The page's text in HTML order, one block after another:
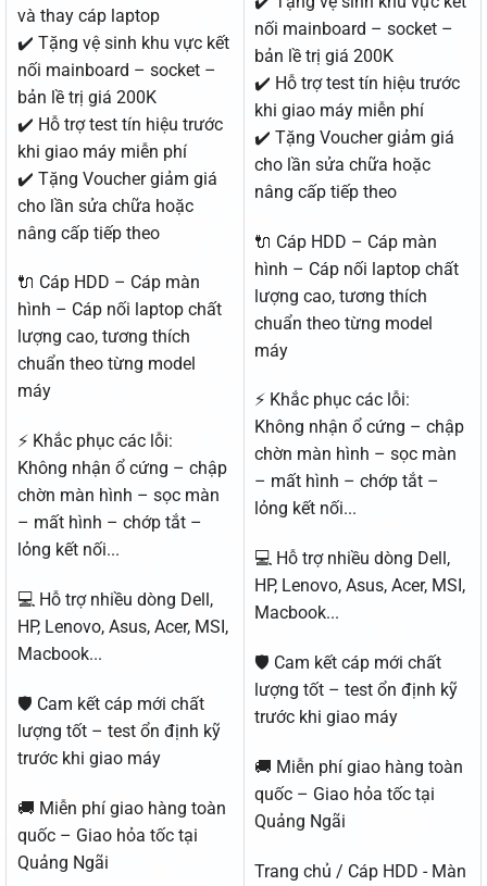
và thay cáp laptop
✔️ Tặng vệ sinh khu vực kết
nối mainboard – socket –
bản lề trị giá 200K
✔️ Hỗ trợ test tín hiệu trước
khi giao máy miễn phí
✔️ Tặng Voucher giảm giá
cho lần sửa chữa hoặc
nâng cấp tiếp theo
🔌 Cáp HDD – Cáp màn
hình – Cáp nối laptop chất
lượng cao, tương thích
chuẩn theo từng model
máy
⚡ Khắc phục các lỗi:
Không nhận ổ cứng – chập
chờn màn hình – sọc màn
– mất hình – chớp tắt –
lỏng kết nối...
💻 Hỗ trợ nhiều dòng Dell,
HP, Lenovo, Asus, Acer, MSI,
Macbook...
🛡️ Cam kết cáp mới chất
lượng tốt – test ổn định kỹ
trước khi giao máy
🚚 Miễn phí giao hàng toàn
quốc – Giao hỏa tốc tại
Quảng Ngãi
nối mainboard – socket –
bản lề trị giá 200K
✔️ Hỗ trợ test tín hiệu trước
khi giao máy miễn phí
✔️ Tặng Voucher giảm giá
cho lần sửa chữa hoặc
nâng cấp tiếp theo
🔌 Cáp HDD – Cáp màn
hình – Cáp nối laptop chất
lượng cao, tương thích
chuẩn theo từng model
máy
⚡ Khắc phục các lỗi:
Không nhận ổ cứng – chập
chờn màn hình – sọc màn
– mất hình – chớp tắt –
lỏng kết nối...
💻 Hỗ trợ nhiều dòng Dell,
HP, Lenovo, Asus, Acer, MSI,
Macbook...
🛡️ Cam kết cáp mới chất
lượng tốt – test ổn định kỹ
trước khi giao máy
🚚 Miễn phí giao hàng toàn
quốc – Giao hỏa tốc tại
Quảng Ngãi
Trang chủ / Cáp HDD - Màn